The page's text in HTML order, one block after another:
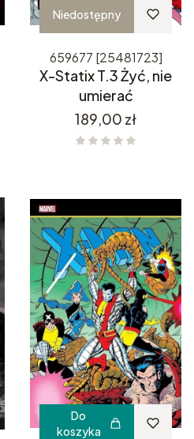
Niedostępny
659677 [25481723]
X-Statix T.3 Żyć, nie
umierać
Cena
189,00 zł
Do
koszyka